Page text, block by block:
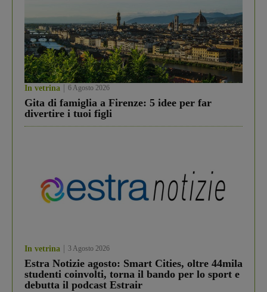
In vetrina 6 Agosto 2026
Gita di famiglia a Firenze: 5 idee per far
divertire i tuoi figli
In vetrina 3 Agosto 2026
Estra Notizie agosto: Smart Cities, oltre 44mila
studenti coinvolti, torna il bando per lo sport e
debutta il podcast Estrair